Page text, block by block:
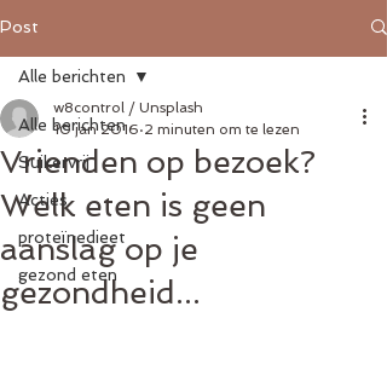
Post
Alle berichten
Suikervrij
Acties
proteïnedieet
gezond eten
Alle berichten
Vrienden op bezoek?
Welk eten is geen
aanslag op je
gezondheid...
w8control / Unsplash
10 jan 2016 2 minuten om te lezen